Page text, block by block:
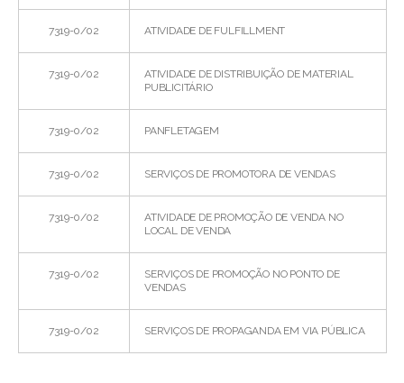
7319-0/02 ATIVIDADE DE FULFILLMENT
7319-0/02
ATIVIDADE DE DISTRIBUIÇÃO DE MATERIAL
PUBLICITÁRIO
7319-0/02 PANFLETAGEM
7319-0/02 SERVIÇOS DE PROMOTORA DE VENDAS
7319-0/02
ATIVIDADE DE PROMOÇÃO DE VENDA NO
LOCAL DE VENDA
7319-0/02
SERVIÇOS DE PROMOÇÃO NO PONTO DE
VENDAS
7319-0/02 SERVIÇOS DE PROPAGANDA EM VIA PÚBLICA